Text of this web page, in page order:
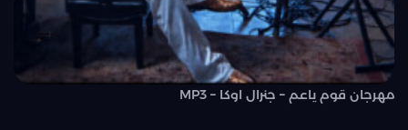
مهرجان قوم ياعم – جنرال اوكا – MP3